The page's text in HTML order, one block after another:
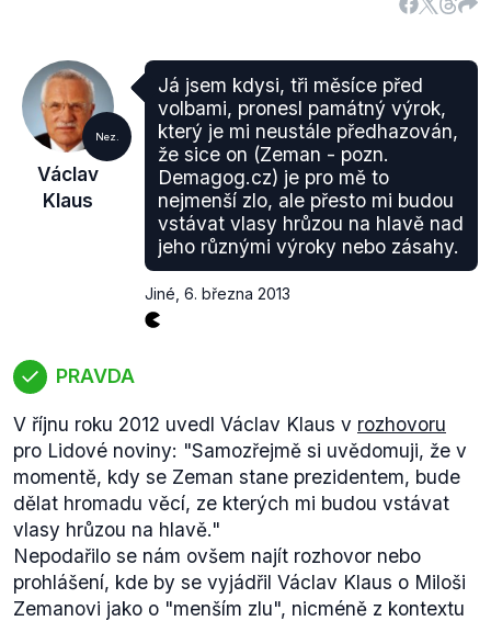
Nez.
Václav
Klaus
Já jsem kdysi, tři měsíce před
volbami, pronesl památný výrok,
který je mi neustále předhazován,
že sice on (Zeman - pozn.
Demagog.cz) je pro mě to
nejmenší zlo, ale přesto mi budou
vstávat vlasy hrůzou na hlavě nad
jeho různými výroky nebo zásahy.
Jiné 6. března 2013
PRAVDA
V říjnu roku 2012 uvedl Václav Klaus v rozhovoru
pro Lidové noviny: "Samozřejmě si uvědomuji, že v
momentě, kdy se Zeman stane prezidentem, bude
dělat hromadu věcí, ze kterých mi budou vstávat
vlasy hrůzou na hlavě."
Nepodařilo se nám ovšem najít rozhovor nebo
prohlášení, kde by se vyjádřil Václav Klaus o Miloši
Zemanovi jako o "menším zlu", nicméně z kontextu